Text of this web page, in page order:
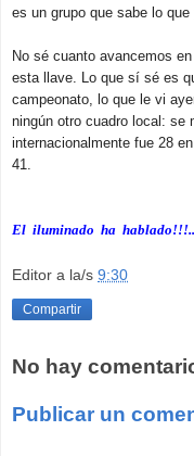
es un grupo que sabe lo que
No sé cuanto avancemos
esta llave. Lo que sí sé es
campeonato, lo que le vi
ningún otro cuadro local: se
internacionalmente fue 28
41.
El iluminado ha
Editor a la/s 9:30
Compartir
No hay
Publicar un